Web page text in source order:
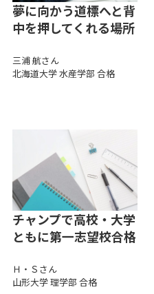
夢に向かう道標へと背
中を押してくれる場所
三浦 航さん
北海道大学 水産学部 合格
チャンプで高校・大学
ともに第一志望校合格
Ｈ・Ｓさん
山形大学 理学部 合格